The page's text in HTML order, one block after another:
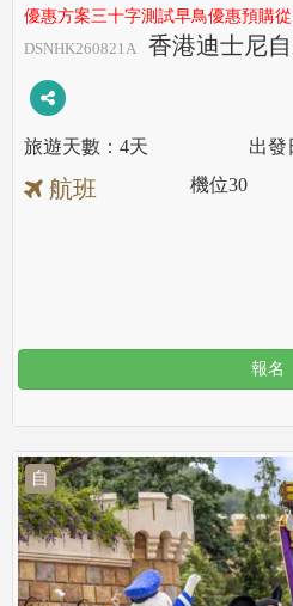
優惠方案三十字測試早鳥優惠預購從
DSNHK260821A
香港迪士尼
4天
航班 機位30
報名
自